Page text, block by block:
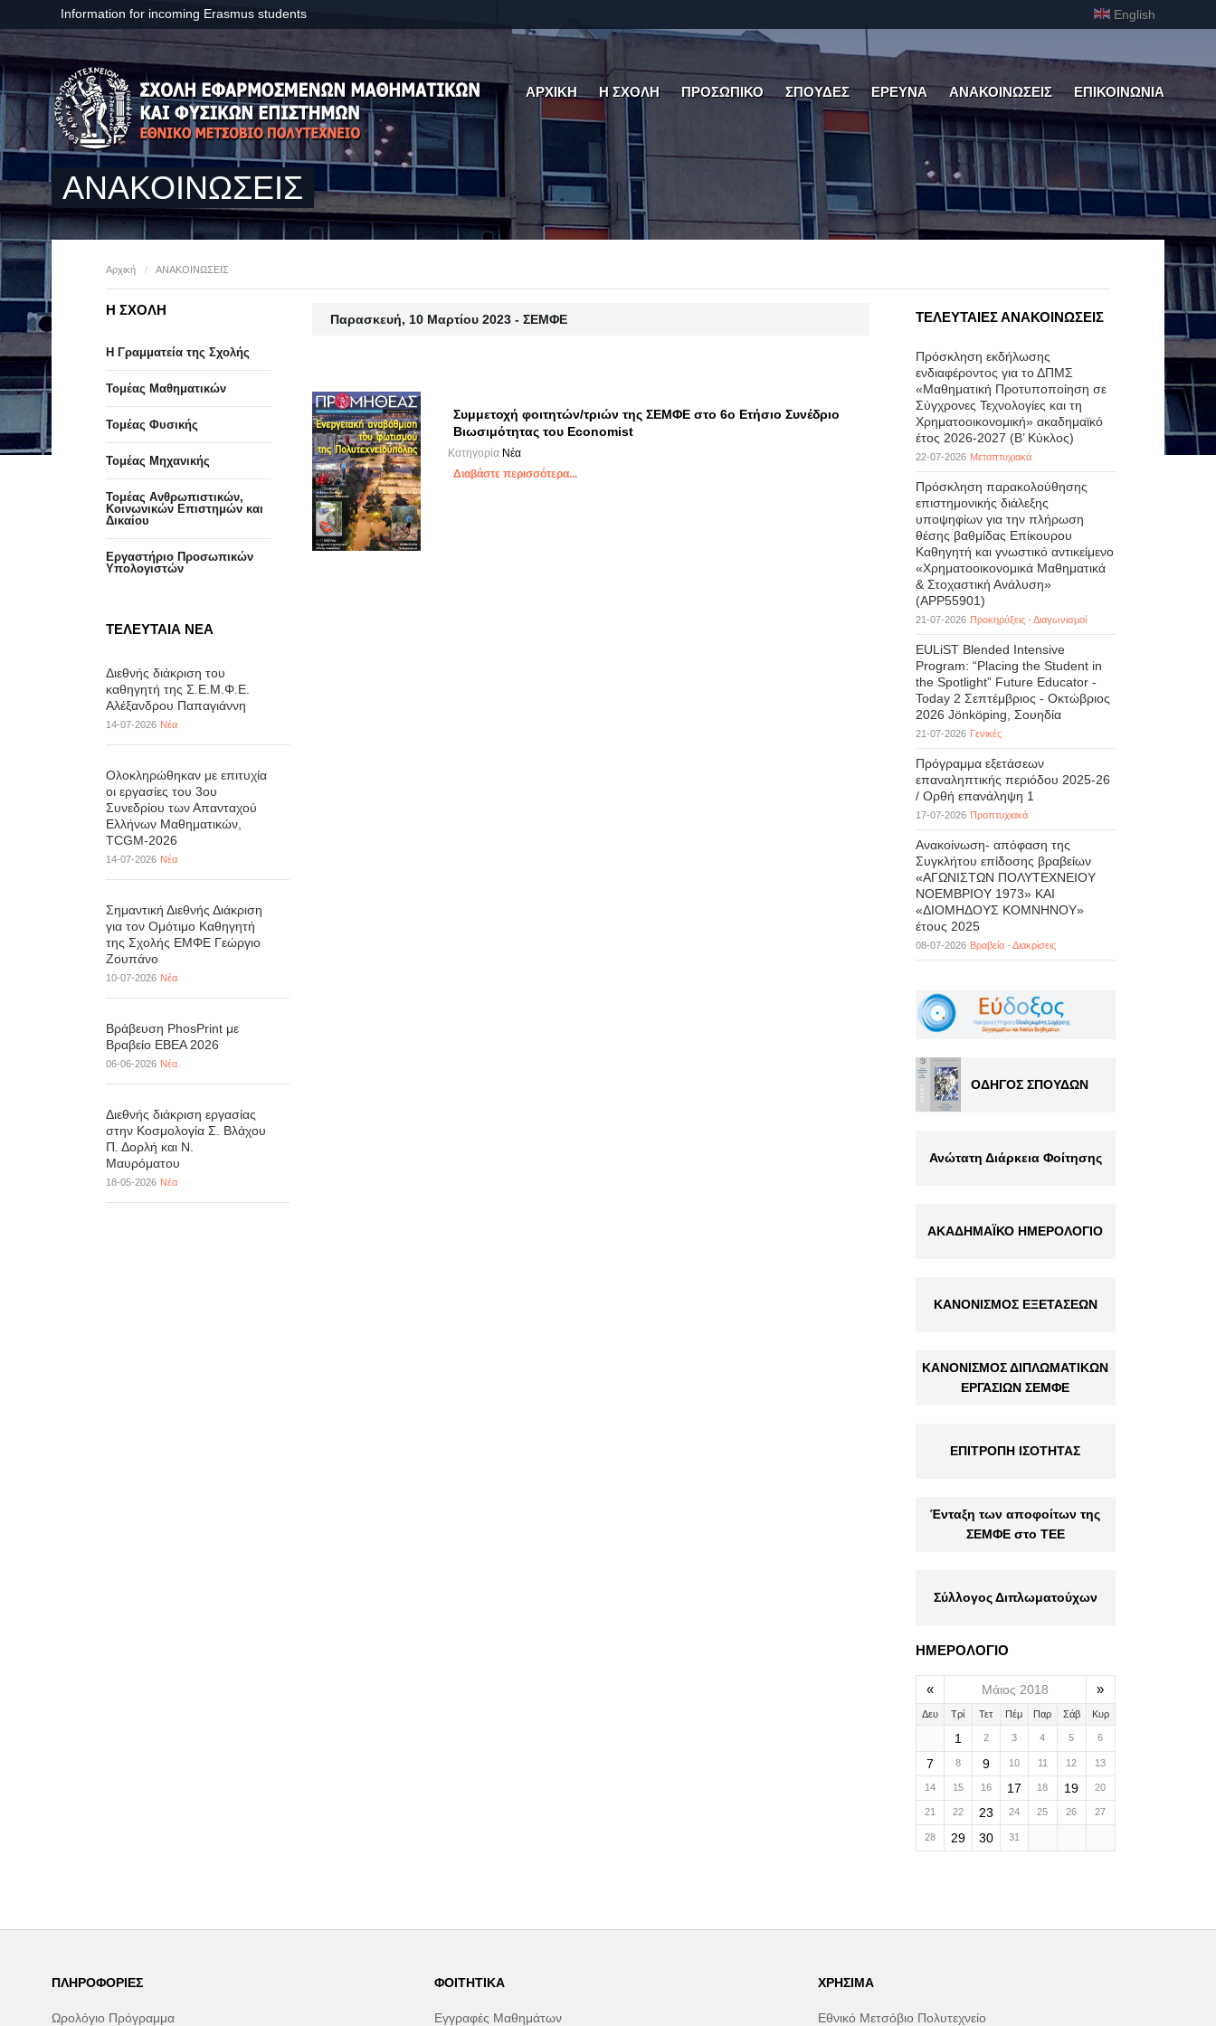
Information for incoming Erasmus students English
ΑΡΧΙΚΗ Η ΣΧΟΛΗ ΠΡΟΣΩΠΙΚΟ ΣΠΟΥΔΕΣ ΕΡΕΥΝΑ ΑΝΑΚΟΙΝΩΣΕΙΣ ΕΠΙΚΟΙΝΩΝΙΑ
ΑΝΑΚΟΙΝΩΣΕΙΣ
Αρχική / ΑΝΑΚΟΙΝΩΣΕΙΣ
Παρασκευή, 10 Μαρτίου 2023 - ΣΕΜΦΕ
Συμμετοχή φοιτητών/τριών της ΣΕΜΦΕ στο 6ο Ετήσιο Συνέδριο
Βιωσιμότητας του Economist
Κατηγορία Νέα
Διαβάστε περισσότερα...
Η ΣΧΟΛΗ
Η Γραμματεία της Σχολής
Τομέας Μαθηματικών
Τομέας Φυσικής
Τομέας Μηχανικής
Τομέας Ανθρωπιστικών,
Κοινωνικών Επιστημών και
Δικαίου
Eργαστήριo Προσωπικών
Υπολογιστών
ΤΕΛΕΥΤΑΙΑ ΝΕΑ
Διεθνής διάκριση του
καθηγητή της Σ.Ε.Μ.Φ.Ε.
Αλέξανδρου Παπαγιάννη
14-07-2026 Νέα
Ολοκληρώθηκαν με επιτυχία
οι εργασίες του 3ου
Συνεδρίου των Απανταχού
Ελλήνων Μαθηματικών,
TCGM-2026
14-07-2026 Νέα
Σημαντική Διεθνής Διάκριση
για τον Ομότιμο Καθηγητή
της Σχολής ΕΜΦΕ Γεώργιο
Ζουπάνο
10-07-2026 Νέα
Βράβευση PhosPrint με
Βραβείο ΕΒΕΑ 2026
06-06-2026 Νέα
Διεθνής διάκριση εργασίας
στην Κοσμολογία Σ. Βλάχου
Π. Δορλή και Ν.
Μαυρόματου
18-05-2026 Νέα
ΤΕΛΕΥΤΑΙΕΣ ΑΝΑΚΟΙΝΩΣΕΙΣ
Πρόσκληση εκδήλωσης
ενδιαφέροντος για το ΔΠΜΣ
«Μαθηματική Προτυποποίηση σε
Σύγχρονες Τεχνολογίες και τη
Χρηματοοικονομική» ακαδημαϊκό
έτος 2026-2027 (B’ Kύκλος)
22-07-2026 Μεταπτυχιακά
Πρόσκληση παρακολούθησης
επιστημονικής διάλεξης
υποψηφίων για την πλήρωση
θέσης βαθμίδας Επίκουρου
Καθηγητή και γνωστικό αντικείμενο
«Χρηματοοικονομικά Μαθηματικά
& Στοχαστική Ανάλυση»
(APP55901)
21-07-2026 Προκηρύξεις - Διαγωνισμοί
EULiST Blended Intensive
Program: “Placing the Student in
the Spotlight” Future Educator -
Today 2 Σεπτέμβριος - Οκτώβριος
2026 Jönköping, Σουηδία
21-07-2026 Γενικές
Πρόγραμμα εξετάσεων
επαναληπτικής περιόδου 2025-26
/ Ορθή επανάληψη 1
17-07-2026 Προπτυχιακά
Ανακοίνωση- απόφαση της
Συγκλήτου επίδοσης βραβείων
«ΑΓΩΝΙΣΤΩΝ ΠΟΛΥΤΕΧΝΕΙΟΥ
ΝΟΕΜΒΡΙΟΥ 1973» ΚΑΙ
«ΔΙΟΜΗΔΟΥΣ ΚΟΜΝΗΝΟΥ»
έτους 2025
08-07-2026 Βραβεία - Διακρίσεις
ΟΔΗΓΟΣ ΣΠΟΥΔΩΝ
Ανώτατη Διάρκεια Φοίτησης
ΑΚΑΔΗΜΑΪΚΟ ΗΜΕΡΟΛΟΓΙΟ
ΚΑΝΟΝΙΣΜΟΣ ΕΞΕΤΑΣΕΩΝ
ΚΑΝΟΝΙΣΜΟΣ ΔΙΠΛΩΜΑΤΙΚΩΝ
ΕΡΓΑΣΙΩΝ ΣΕΜΦΕ
ΕΠΙΤΡΟΠΗ ΙΣΟΤΗΤΑΣ
Ένταξη των αποφοίτων της
ΣΕΜΦΕ στο ΤΕΕ
Σύλλογος Διπλωματούχων
ΗΜΕΡΟΛΟΓΙΟ
« Μάιος 2018 »
Δευ Τρί Τετ Πέμ Παρ Σάβ Κυρ
1 2 3 4 5 6
7 8 9 10 11 12 13
14 15 16 17 18 19 20
21 22 23 24 25 26 27
28 29 30 31
ΠΛΗΡΟΦΟΡΊΕΣ
Ωρολόγιο Πρόγραμμα
ΦΟΙΤΗΤΙΚΆ
Εγγραφές Μαθημάτων
ΧΡΉΣΙΜΑ
Εθνικό Μετσόβιο Πολυτεχνείο